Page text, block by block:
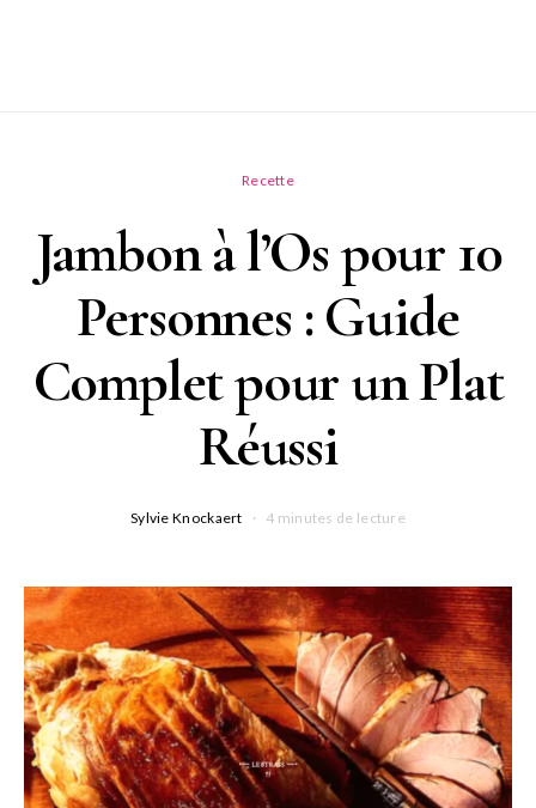
Recette
Jambon à l’Os pour 10
Personnes : Guide
Complet pour un Plat
Réussi
Sylvie Knockaert 4 minutes de lecture